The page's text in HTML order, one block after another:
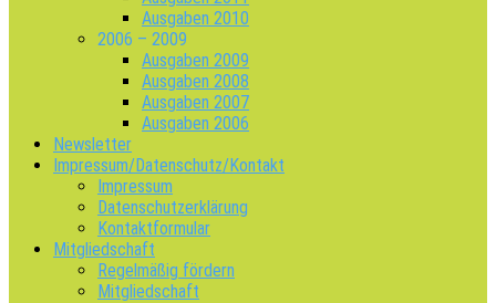
Ausgaben 2010
2006 – 2009
Ausgaben 2009
Ausgaben 2008
Ausgaben 2007
Ausgaben 2006
Newsletter
Impressum/Datenschutz/Kontakt
Impressum
Datenschutzerklärung
Kontaktformular
Mitgliedschaft
Regelmäßig fördern
Mitgliedschaft